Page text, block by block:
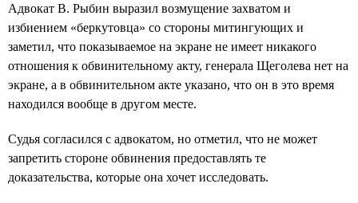
Адвокат В. Рыбин выразил возмущение захватом и
избиением «беркутовца» со стороны митингующих и
заметил, что показываемое на экране не имеет никакого
отношения к обвинительному акту, генерала Щеголева нет на
экране, а в обвинительном акте указано, что он в это время
находился вообще в другом месте.
Судья согласился с адвокатом, но отметил, что не может
запретить стороне обвинения предоставлять те
доказательства, которые она хочет исследовать.